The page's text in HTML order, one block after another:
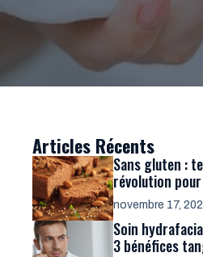
Articles Récents
Sans gluten :
révolution
novembre 17,
Soin
3 bénéfices